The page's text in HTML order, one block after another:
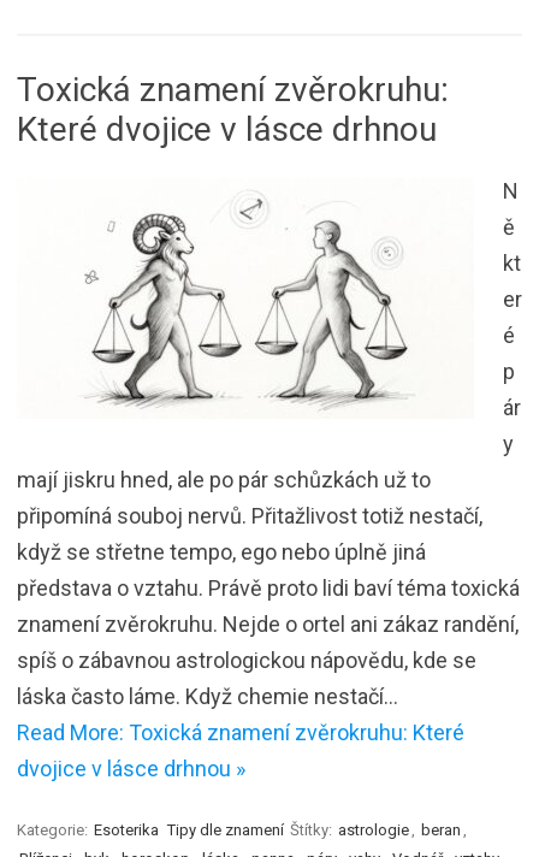
Toxická znamení zvěrokruhu:
Které dvojice v lásce drhnou
N
ě
kt
er
é
p
ár
y
mají jiskru hned, ale po pár schůzkách už to
připomíná souboj nervů. Přitažlivost totiž nestačí,
když se střetne tempo, ego nebo úplně jiná
představa o vztahu. Právě proto lidi baví téma toxická
znamení zvěrokruhu. Nejde o ortel ani zákaz randění,
spíš o zábavnou astrologickou nápovědu, kde se
láska často láme. Když chemie nestačí…
Read More: Toxická znamení zvěrokruhu: Které
dvojice v lásce drhnou »
Kategorie: Esoterika Tipy dle znamení Štítky: astrologie beran